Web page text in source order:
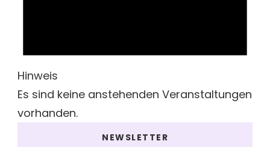
Hinweis
Es sind keine anstehenden Veranstaltungen
vorhanden.
NEWSLETTER